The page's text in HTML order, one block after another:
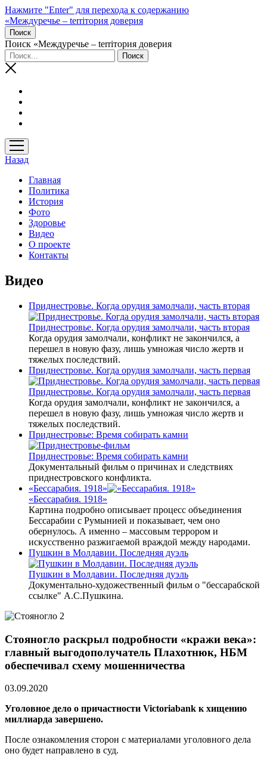
Нажмите "Enter" для перехода к содержанию
«Междуречье – terriтория доверия
Поиск
Поиск «Междуречье – terriтория доверия
открыть
меню
Назад
Главная
Политика
История
Фото
Здоровье
Видео
О проекте
Контакты
Видео
Приднестровье. Когда орудия замолчали, часть вторая
Приднестровье. Когда орудия замолчали, часть вторая
Когда орудия замолчали, конфликт не закончился, а
перешел в новую фазу, лишь умножая число жертв и
тяжелых последствий.
Приднестровье. Когда орудия замолчали, часть первая
Приднестровье. Когда орудия замолчали, часть первая
Когда орудия замолчали, конфликт не закончился, а
перешел в новую фазу, лишь умножая число жертв и
тяжелых последствий.
Приднестровье: Время собирать камни
Приднестровье: Время собирать камни
Документальный фильм о причинах и следствиях
приднестровского конфликта.
«Бессарабия. 1918»
«Бессарабия. 1918»
Картина подробно описывает процесс объединения
Бессарабии с Румынией и показывает, чем оно
обернулось. А именно – массовым террором и
искусственно разжигаемой враждой между народами.
Пушкин в Молдавии. Последняя дуэль
Пушкин в Молдавии. Последняя дуэль
Документально-художественный фильм о "бессарабской
ссылке" А.С.Пушкина.
Стояногло раскрыл подробности «кражи века»:
главный выгодополучатель Плахотнюк, НБМ
обеспечивал схему мошенничества
03.09.2020
Уголовное дело о причастности Victoriabank к хищению
миллиарда завершено.
После ознакомления сторон с материалами уголовного дела
оно будет направлено в суд.